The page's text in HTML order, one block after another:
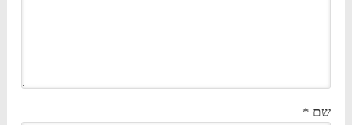
שם *